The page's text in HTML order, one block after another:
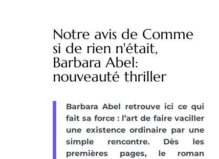
Notre avis de Comme
si de rien n'était,
Barbara Abel:
nouveauté thriller
Barbara Abel retrouve ici ce qui
fait sa force : l’art de faire vaciller
une existence ordinaire par une
simple rencontre. Dès les
premières pages, le roman